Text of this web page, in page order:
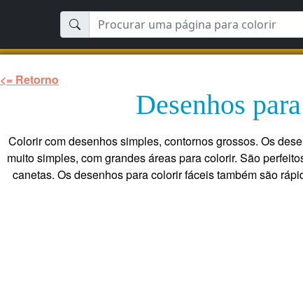
<= Retorno
Desenhos
Colorir com desenhos simples, contornos grossos. Os
muito simples, com grandes áreas para colorir. São
canetas. Os desenhos para colorir fáceis também são